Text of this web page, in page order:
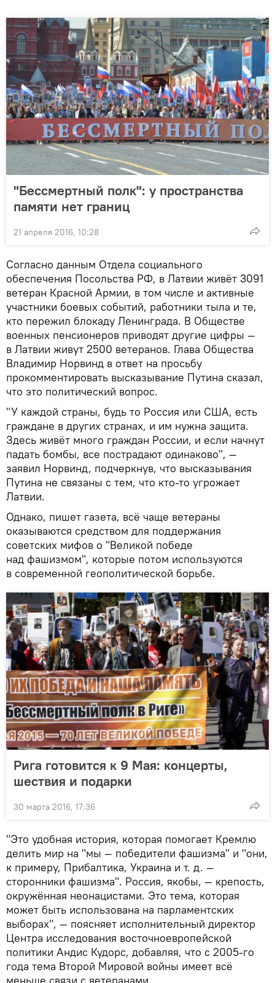
"Бессмертный полк": у пространства
памяти нет границ
21 апреля 2016, 10:28
Согласно данным Отдела социального
обеспечения Посольства РФ, в Латвии живёт 3091
ветеран Красной Армии, в том числе и активные
участники боевых событий, работники тыла и те,
кто пережил блокаду Ленинграда. В Обществе
военных пенсионеров приводят другие цифры —
в Латвии живут 2500 ветеранов. Глава Общества
Владимир Норвинд в ответ на просьбу
прокомментировать высказывание Путина сказал,
что это политический вопрос.
"У каждой страны, будь то Россия или США, есть
граждане в других странах, и им нужна защита.
Здесь живёт много граждан России, и если начнут
падать бомбы, все пострадают одинаково", —
заявил Норвинд, подчеркнув, что высказывания
Путина не связаны с тем, что кто-то угрожает
Латвии.
Однако, пишет газета, всё чаще ветераны
оказываются средством для поддержания
советских мифов о "Великой победе
над фашизмом", которые потом используются
в современной геополитической борьбе.
Рига готовится к 9 Мая: концерты,
шествия и подарки
30 марта 2016, 17:36
"Это удобная история, которая помогает Кремлю
делить мир на "мы — победители фашизма" и "они,
к примеру, Прибалтика, Украина и т. д. —
сторонники фашизма". Россия, якобы, — крепость,
окружённая неонацистами. Это тема, которая
может быть использована на парламентских
выборах", — поясняет исполнительный директор
Центра исследования восточноевропейской
политики Андис Кудорс, добавляя, что с 2005-го
года тема Второй Мировой войны имеет всё
меньше связи с ветеранами.